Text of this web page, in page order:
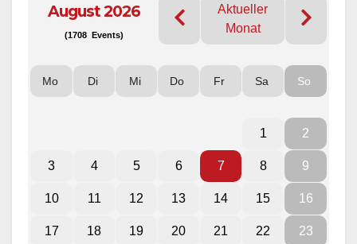
August 2026
(1708 Events)
Aktueller
Monat
Mo Di Mi Do Fr Sa So
1 2
3 4 5 6 7 8 9
10 11 12 13 14 15 16
17 18 19 20 21 22 23